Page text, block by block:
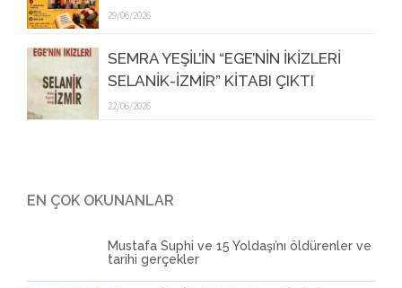
29/06/2026
SEMRA YEŞİL’İN “EGE’NİN İKİZLERİ
SELANİK-İZMİR” KİTABI ÇIKTI
22/06/2026
EN ÇOK OKUNANLAR
Mustafa Suphi ve 15 Yoldaşı’nı öldürenler ve
tarihi gerçekler